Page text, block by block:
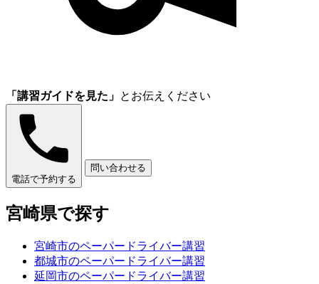
「講習ガイドを見た」 とお伝えください
電話で予約する
問い合わせる
宮崎県で探す
宮崎市のペーパードライバー講習
都城市のペーパードライバー講習
延岡市のペーパードライバー講習